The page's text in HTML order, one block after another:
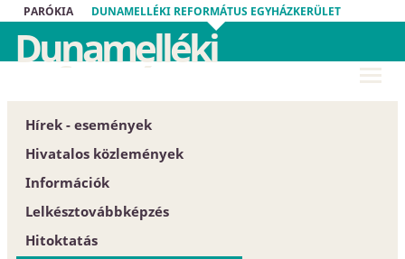
PARÓKIA DUNAMELLÉKI REFORMÁTUS EGYHÁZKERÜLET
Dunamelléki
Református
Egyházkerület
Hírek - események
Hivatalos közlemények
Püspöki Hivatal
Közgyűlés
Zárt tartalom
Információk
Egyházközségek
Esperesi Hivatalok
Lelkésztovábbképzés
Hitoktatás